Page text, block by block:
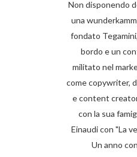
Non disponendo
una
fondato
bordo e un
militato nel
come copywriter,
e content
con la sua
Einaudi con "La
Un anno